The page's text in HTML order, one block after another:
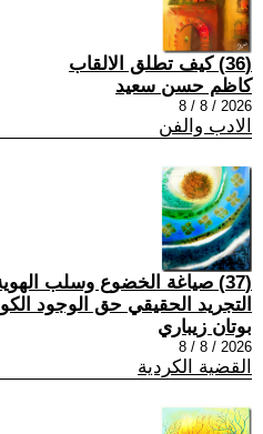
(36) كيف تطلق الالقاب
كاظم حسن سعيد
2026 / 8 / 8
الادب والفن
(37) صياغة الخضوع وسلب
التجريد الحقيقي حق الوجود
بوتان زيباري
2026 / 8 / 8
القضية الكردية